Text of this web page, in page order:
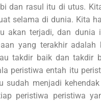
dan rasul itu di utus.
selama di dunia. Kita
akan terjadi, dan dunia
yang terakhir
takdir baik dan takdir
peristiwa entah itu
sudah menjadi
peristiwa peristiwa